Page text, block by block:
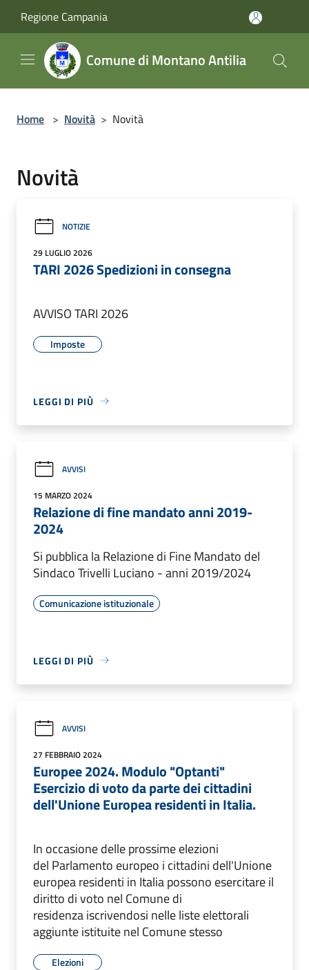
Regione Campania
Comune di Montano Antilia
Home > Novità > Novità
Novità
NOTIZIE
29 LUGLIO 2026
TARI 2026 Spedizioni in consegna
AVVISO TARI 2026
Imposte
LEGGI DI PIÙ
AVVISI
15 MARZO 2024
Relazione di fine mandato anni 2019-
2024
Si pubblica la Relazione di Fine Mandato del
Sindaco Trivelli Luciano - anni 2019/2024
Comunicazione istituzionale
LEGGI DI PIÙ
AVVISI
27 FEBBRAIO 2024
Europee 2024. Modulo "Optanti"
Esercizio di voto da parte dei cittadini
dell'Unione Europea residenti in Italia.
In occasione delle prossime elezioni
del Parlamento europeo i cittadini dell'Unione
europea residenti in Italia possono esercitare il
diritto di voto nel Comune di
residenza iscrivendosi nelle liste elettorali
aggiunte istituite nel Comune stesso
Elezioni